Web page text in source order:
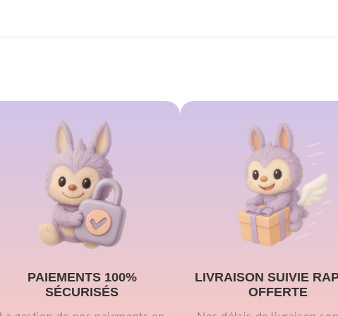
PAIEMENTS 100%
SÉCURISÉS
LIVRAISON SUIVIE
OFFERTE